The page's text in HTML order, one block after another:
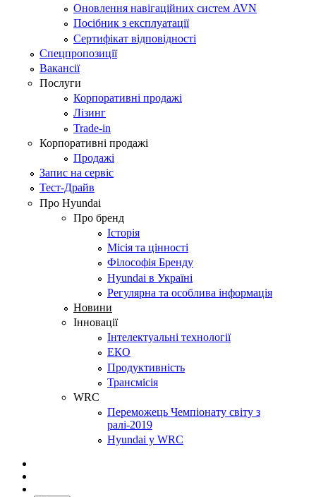
Оновлення навігаційних систем AVN
Посібник з експлуатації
Сертифікат відповідності
Спецпропозиції
Вакансії
Послуги
Корпоративні продажі
Лізинг
Trade-in
Корпоративні продажі
Продажі
Запис на сервіс
Тест-Драйв
Про Hyundai
Про бренд
Історія
Місія та цінності
Філософія Бренду
Hyundai в Україні
Регулярна та особлива інформація
Новини
Інновації
Інтелектуальні технології
ЕКО
Продуктивність
Трансмісія
WRC
Переможець Чемпіонату світу з
ралі-2019
Hyundai у WRC